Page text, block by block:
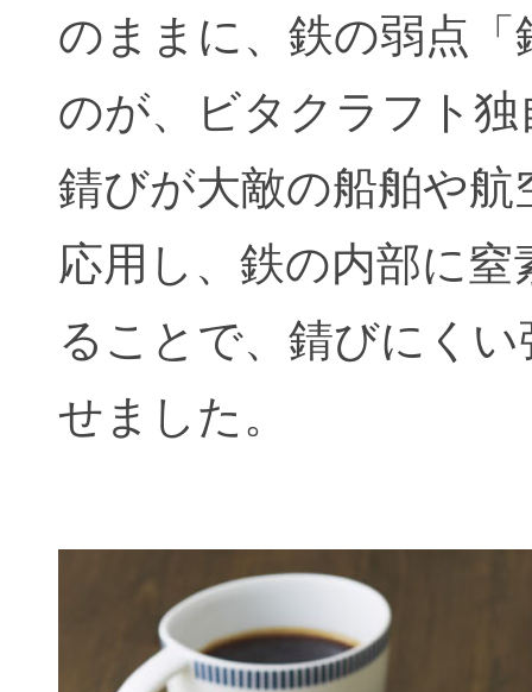
のままに、鉄の弱点
のが、ビタクラフト
錆びが大敵の船舶や
応用し、鉄の内部に
ることで、錆びにく
せました。